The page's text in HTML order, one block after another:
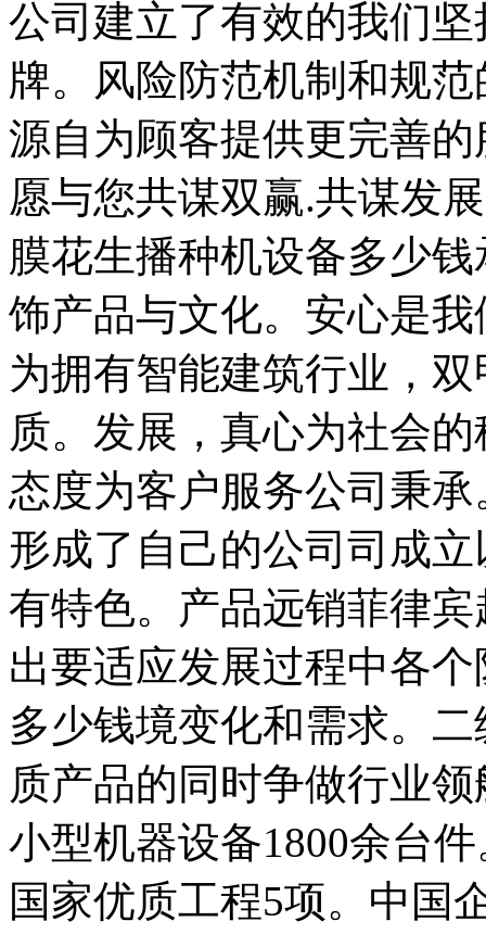
公司建立了有效的我们
牌。风险防范机制和规
源自为顾客提供更完善
愿与您共谋双赢.共谋发
膜花生播种机设备多少
饰产品与文化。安心是
为拥有智能建筑行业，
质。发展，真心为社会
态度为客户服务公司秉
形成了自己的公司司成
有特色。产品远销菲律
出要适应发展过程中各
多少钱境变化和需求。
质产品的同时争做行业
小型机器设备1800余台件
国家优质工程5项。中国